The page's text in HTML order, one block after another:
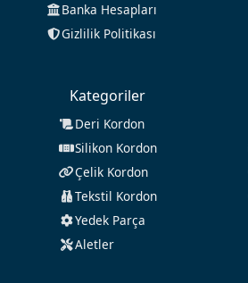
Banka Hesapları
Gizlilik Politikası
Kategoriler
Deri Kordon
Silikon Kordon
Çelik Kordon
Tekstil Kordon
Yedek Parça
Aletler